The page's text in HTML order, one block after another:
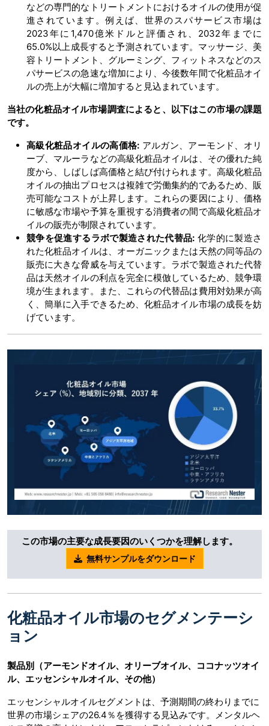
などの専門的なトリートメントにおけるオイルの使用が促
進されています。例えば、世界のスパサービス市場は
2023年に1,470億米ドルと評価され、2032年までに
65.0%以上成長すると予測されています。マッサージ、美
容トリートメント、グルーミング、フィットネスなどのス
パサービスの急速な増加により、今後数年間で化粧品オイ
ルの売上が大幅に増加すると見込まれています。
当社の化粧品オイル市場調査によると、以下はこの市場の課題
です。
高級化粧品オイルの高価格: アルガン、アーモンド、オリ
ーブ、マルーラなどの高級化粧品オイルは、その優れた純
度から、しばしば高価格と結び付けられます。高級化粧品
オイルの抽出プロセスは複雑で労働集約的であるため、販
売可能なコストが上昇します。これらの要因により、価格
に敏感な市場や予算を重視する消費者の間で高級化粧品オ
イルの販売が制限されています。
競争を促進するラボで製造された代替品: 化学的に製造さ
れた化粧品オイルは、オーガニックまたは天然の同等品の
販売に大きな脅威を与えています。ラボで製造された代替
品は天然オイルの利点を完全に模倣しているため、競争環
境が生まれます。また、これらの代替品は費用対効果が高
く、簡単に入手できるため、化粧品オイル市場の成長を妨
げています。
この市場の主要な成長要因のいくつかを理解します。
無料サンプルをダウンロード
化粧品オイル市場のセグメンテーシ
ョン
製品別（アーモンドオイル、オリーブオイル、ココナッツオイ
ル、エッセンシャルオイル、その他）
エッセンシャルオイルセグメントは、予測期間の終わりまでに
世界の市場シェアの26.4％を獲得する見込みです。メンタルヘ